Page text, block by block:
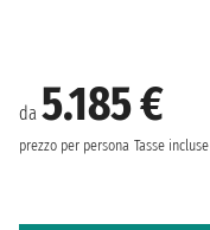
da 5.185 €
prezzo per persona Tasse incluse